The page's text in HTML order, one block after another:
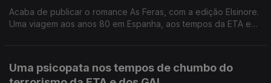
Acaba de publicar o romance As Feras, com a edição Elsinore.
Uma viagem aos anos 80 em Espanha, aos tempos da ETA e
Uma psicopata nos tempos de chumbo do